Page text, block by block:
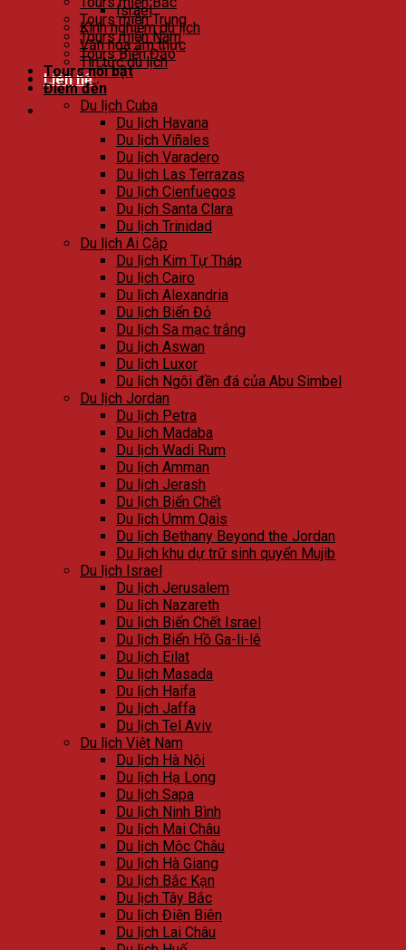
Israel
Kinh nghiệm du lịch
Văn hóa ẩm thực
Tin tức du lịch
Liên hệ
Tours miền Trung
Tours miền Nam
Tours Biển Đảo
Tours nổi bật
Điểm đến
Du lịch Cuba
Du lịch Havana
Du lịch Viñales
Du lịch Varadero
Du lịch Las Terrazas
Du lịch Cienfuegos
Du lịch Santa Clara
Du lịch Trinidad
Du lịch Ai Cập
Du lịch Kim Tự Tháp
Du lịch Cairo
Du lịch Alexandria
Du lịch Biển Đỏ
Du lịch Sa mạc trắng
Du lịch Aswan
Du lịch Luxor
Du lịch Ngôi đền đá của Abu Simbel
Du lịch Jordan
Du lịch Petra
Du lịch Madaba
Du lịch Wadi Rum
Du lịch Amman
Du lịch Jerash
Du lịch Biển Chết
Du lịch Umm Qais
Du lịch Bethany Beyond the Jordan
Du lịch khu dự trữ sinh quyển Mujib
Du lịch Israel
Du lịch Jerusalem
Du lịch Nazareth
Du lịch Biển Chết Israel
Du lịch Biển Hồ Ga-li-lê
Du lịch Eilat
Du lịch Masada
Du lịch Haifa
Du lịch Jaffa
Du lịch Tel Aviv
Du lịch Việt Nam
Du lịch Hà Nội
Du lịch Hạ Long
Du lịch Sapa
Du lịch Ninh Bình
Du lịch Mai Châu
Du lịch Mộc Châu
Du lịch Hà Giang
Du lịch Bắc Kạn
Du lịch Tây Bắc
Du lịch Điện Biên
Du lịch Lai Châu